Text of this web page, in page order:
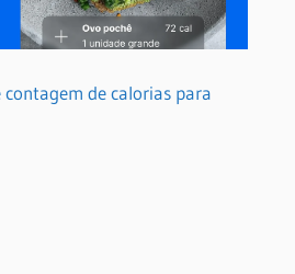
contagem de calorias para